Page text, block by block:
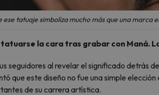
ese tatuaje simboliza mucho más que una marca
la cara tras grabar con Maná.
seguidores al revelar el significado detrás
que este diseño no fue una simple
de su carrera artística.